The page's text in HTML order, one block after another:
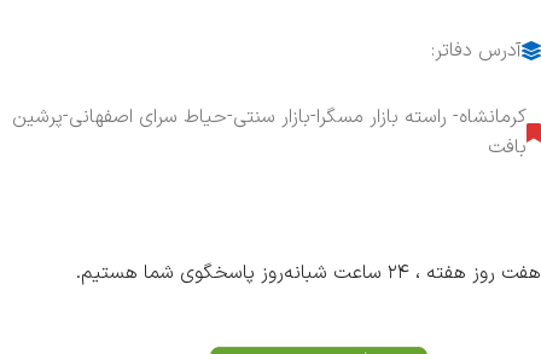
آدرس دفاتر:
کرمانشاه- راسته بازار مسگرا-بازار سنتی-حیاط سرای اصفهانی-پرشین
بافت
هفت روز هفته ، ۲۴ ساعت شبانه‌روز پاسخگوی شما هستیم.